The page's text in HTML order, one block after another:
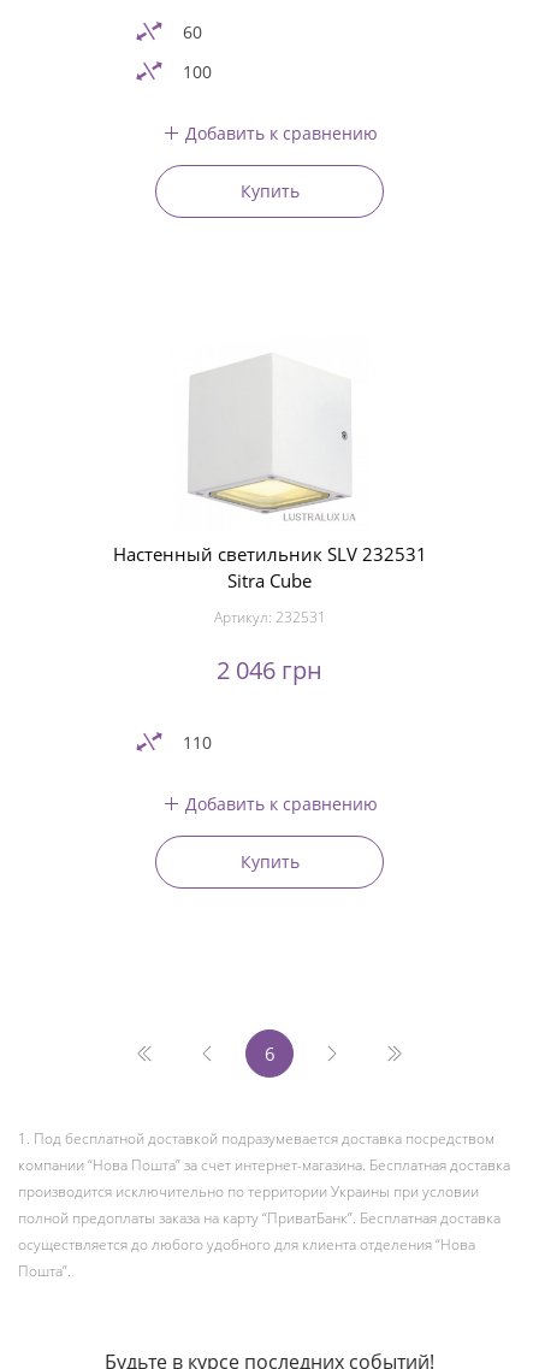
60
100
Добавить к сравнению
Купить
Настенный светильник SLV 232531
Sitra Cube
Артикул: 232531
2 046 грн
110
Добавить к сравнению
Купить
6
1. Под бесплатной доставкой подразумевается доставка посредством
компании “Нова Пошта” за счет интернет-магазина. Бесплатная доставка
производится исключительно по территории Украины при условии
полной предоплаты заказа на карту “ПриватБанк”. Бесплатная доставка
осуществляется до любого удобного для клиента отделения “Нова
Пошта”.
Будьте в курсе последних событий!